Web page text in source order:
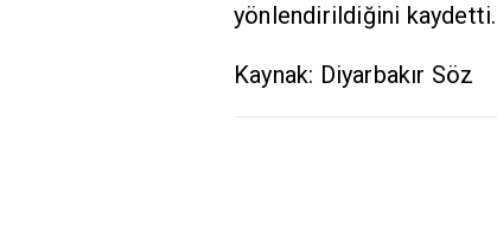
yönlendirildiğini kaydetti.
Kaynak: Diyarbakır Söz